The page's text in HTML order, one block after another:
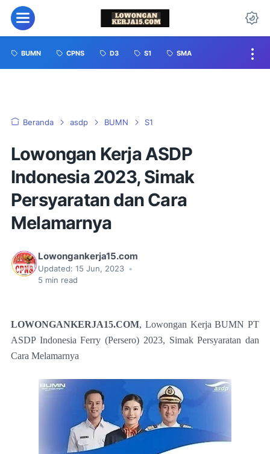
BUMN CPNS D3 S1 SMA
Beranda asdp BUMN S1
Lowongan Kerja ASDP
Indonesia 2023, Simak
Persyaratan dan Cara
Melamarnya
Lowongankerja15.com
Updated: 15 Jun, 2023 •
5 min read
LOWONGANKERJA15.COM, Lowongan Kerja BUMN PT
ASDP Indonesia Ferry (Persero) 2023, Simak Persyaratan dan
Cara Melamarnya